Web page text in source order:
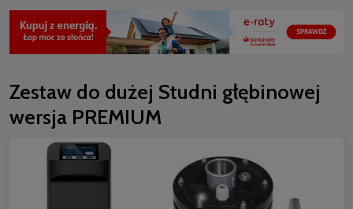
Zestaw do dużej Studni głębinowej
wersja PREMIUM